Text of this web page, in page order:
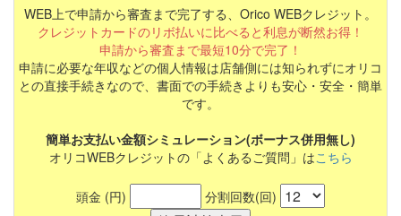
WEB上で申請から審査まで完了する、Orico WEBクレジット。
クレジットカードのリボ払いに比べると利息が断然お得！
申請から審査まで最短10分で完了！
申請に必要な年収などの個人情報は店舗側には知られずにオリコ
との直接手続きなので、書面での手続きよりも安心・安全・簡単
です。
簡単お支払い金額シミュレーション(ボーナス併用無し)
オリコWEBクレジットの「よくあるご質問」はこちら
頭金 (円) 分割回数(回)